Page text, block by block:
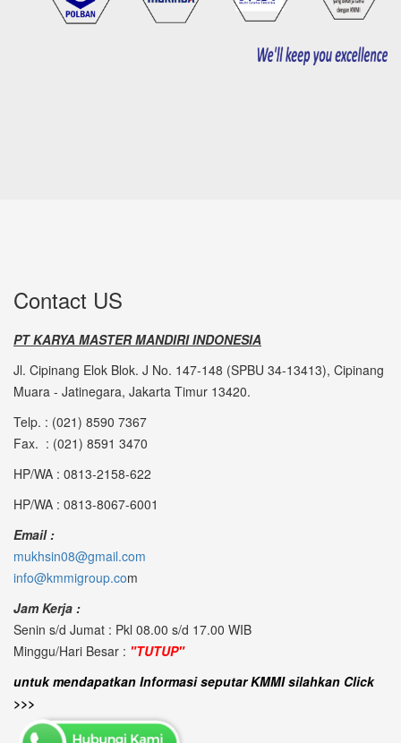
Contact US
PT KARYA MASTER MANDIRI INDONESIA
Jl. Cipinang Elok Blok. J No. 147-148 (SPBU 34-13413), Cipinang
Muara - Jatinegara, Jakarta Timur 13420.
Telp. : (021) 8590 7367
Fax. : (021) 8591 3470
HP/WA : 0813-2158-622
HP/WA : 0813-8067-6001
Email :
mukhsin08@gmail.com
info@kmmigroup.com
Jam Kerja :
Senin s/d Jumat : Pkl 08.00 s/d 17.00 WIB
Minggu/Hari Besar : "TUTUP"
untuk mendapatkan Informasi seputar KMMI silahkan Click
>>>